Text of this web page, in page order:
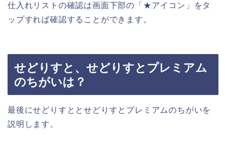
仕入れリストの確認は画面下部の「★アイコン」をタ
ップすれば確認することができます。
せどりすと、せどりすとプレミアム
のちがいは？
最後にせどりすととせどりすとプレミアムのちがいを
説明します。